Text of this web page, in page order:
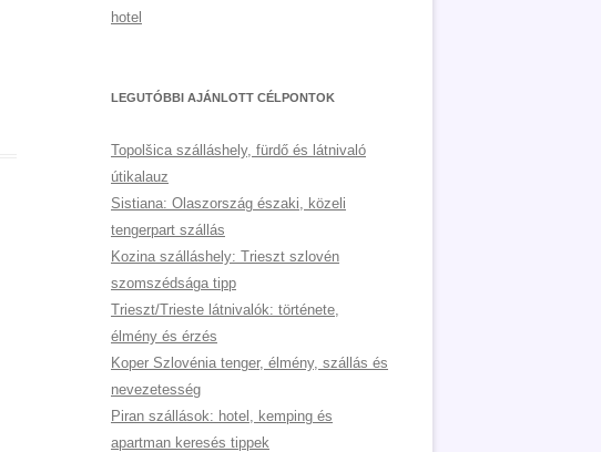
hotel
LEGUTÓBBI AJÁNLOTT CÉLPONTOK
Topolšica szálláshely, fürdő és látnivaló
útikalauz
Sistiana: Olaszország északi, közeli
tengerpart szállás
Kozina szálláshely: Trieszt szlovén
szomszédsága tipp
Trieszt/Trieste látnivalók: története,
élmény és érzés
Koper Szlovénia tenger, élmény, szállás és
nevezetesség
Piran szállások: hotel, kemping és
apartman keresés tippek